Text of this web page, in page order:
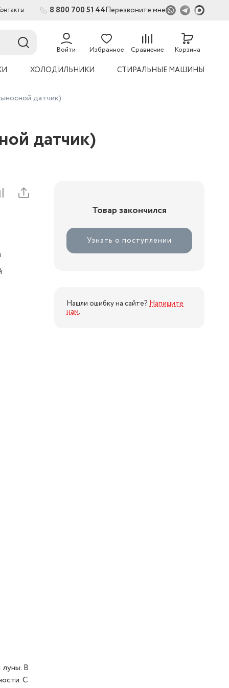
8 800 700 51 44Перезвоните мне
Войти Избранное Сравнение Корзина
ХОЛОДИЛЬНИКИ СТИРАЛЬНЫЕ МАШИНЫ
датчик)
датчик)
Товар закончился
Узнать о поступлении
Нашли ошибку на сайте? Напишите
нам.
В
С